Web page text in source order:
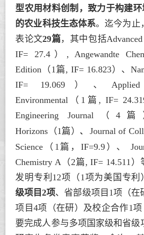
型农用材料创制，致力于构建
的农业科技生态体系。迄今为止
表论文29篇，其中包括
IF= 27.4） ,
Angewandte
Edition （1篇, IF= 16.823）、
IF= 19.069）、
Environmental （1篇, IF=
Engineering Journal （4篇
Horizons （1篇）、
Journal of
Science （1篇，IF=9.9）、
Chemistry A
（2篇, IF= 14.511
发明专利12项（1项为美国专利
级项目2项、省部级项目1项（在
项目4项（在研）及校企合作1
要完成人参与多项国家级和省级